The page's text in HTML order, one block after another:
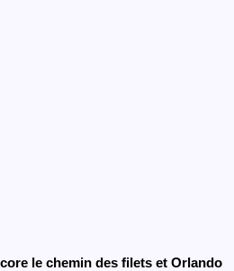
le chemin des filets et Orlando